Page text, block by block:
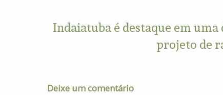
Indaiatuba é destaque em
projeto de
Deixe um comentário